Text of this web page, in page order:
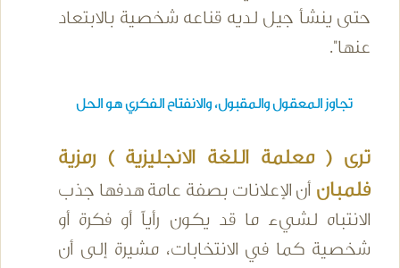
حتى ينشأ جيل لديه قناعه شخصية بالابتعاد
عنها".
تجاوز المعقول والمقبول، والانفتاح الفكري هو الحل
ترى ( معلمة اللغة الانجليزية ) رمزية
فلمبان أن الإعلانات بصفة عامة هدفها جذب
الانتباه لشيء ما قد يكون رأياً أو فكرة أو
شخصية كما في الانتخابات، مشيرة إلى أن